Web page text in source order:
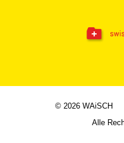
© 2026 WAiSCH
Alle